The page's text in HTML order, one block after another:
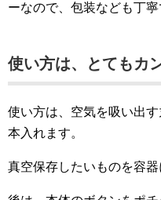
ーなので、包装なども丁寧
使い方は、とてもカ
使い方は、空気を吸い出
本入れます。
真空保存したいものを容器